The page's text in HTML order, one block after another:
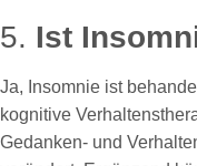
5. Ist
Ja, Insomnie ist
kognitive
Gedanken- und